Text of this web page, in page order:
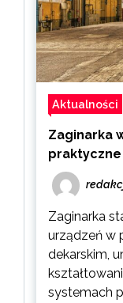
Aktualności
Zaginarka
Zaginarka
urządzeń w
dekarskim,
systemach